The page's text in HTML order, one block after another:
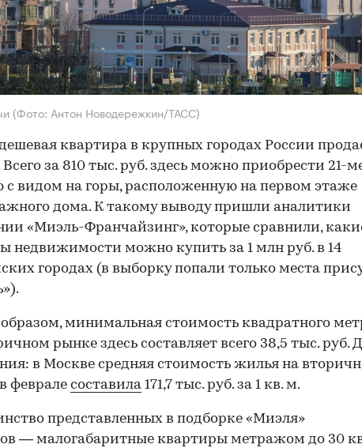
(Фото: Антон Новодережкин/ТАСС)
квартира в крупных городах России
Всего за 810 тыс. руб. здесь можно приобрести 21-
с видом на горы, расположенную на первом этаже
дома. К такому выводу пришли аналитики
«Миэль-Франчайзинг», которые сравнили,
недвижимости можно купить за 1 млн руб. в 14
городах (в выборку попали только места
минимальная стоимость квадратного
рынке здесь составляет всего 38,5 тыс. руб.
в Москве средняя стоимость жилья на
феврале составила 171,7 тыс. руб. за 1 кв. м.
представленных в подборке «Миэля»
— малогабаритные квартиры метражом до 30